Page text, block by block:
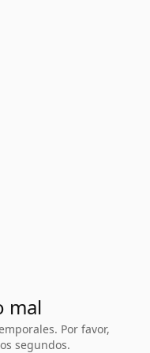
mal
Por favor,
segundos.